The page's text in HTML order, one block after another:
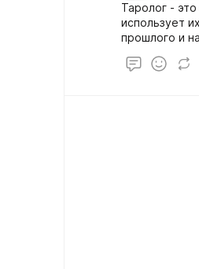
Таролог -
использует
прошлого и
различным